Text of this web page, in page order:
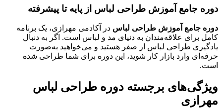
دوره جامع آموزش طراحی لباس از پایه تا پیشرفته
دوره جامع آموزش طراحی لباس در آکادمی مهرازی، یک برنامه
کامل برای علاقه‌مندان به دنیای مد و لباس است. اگر به دنبال
یادگیری طراحی لباس از صفر هستید و می‌خواهید به‌صورت
حرفه‌ای وارد بازار کار شوید، این دوره برای شما طراحی شده
است.
ویژگی‌های برجسته دوره طراحی لباس
مهرازی